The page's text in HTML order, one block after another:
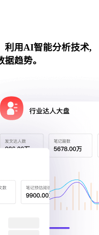
利用AI智能分析技术,
趋势。